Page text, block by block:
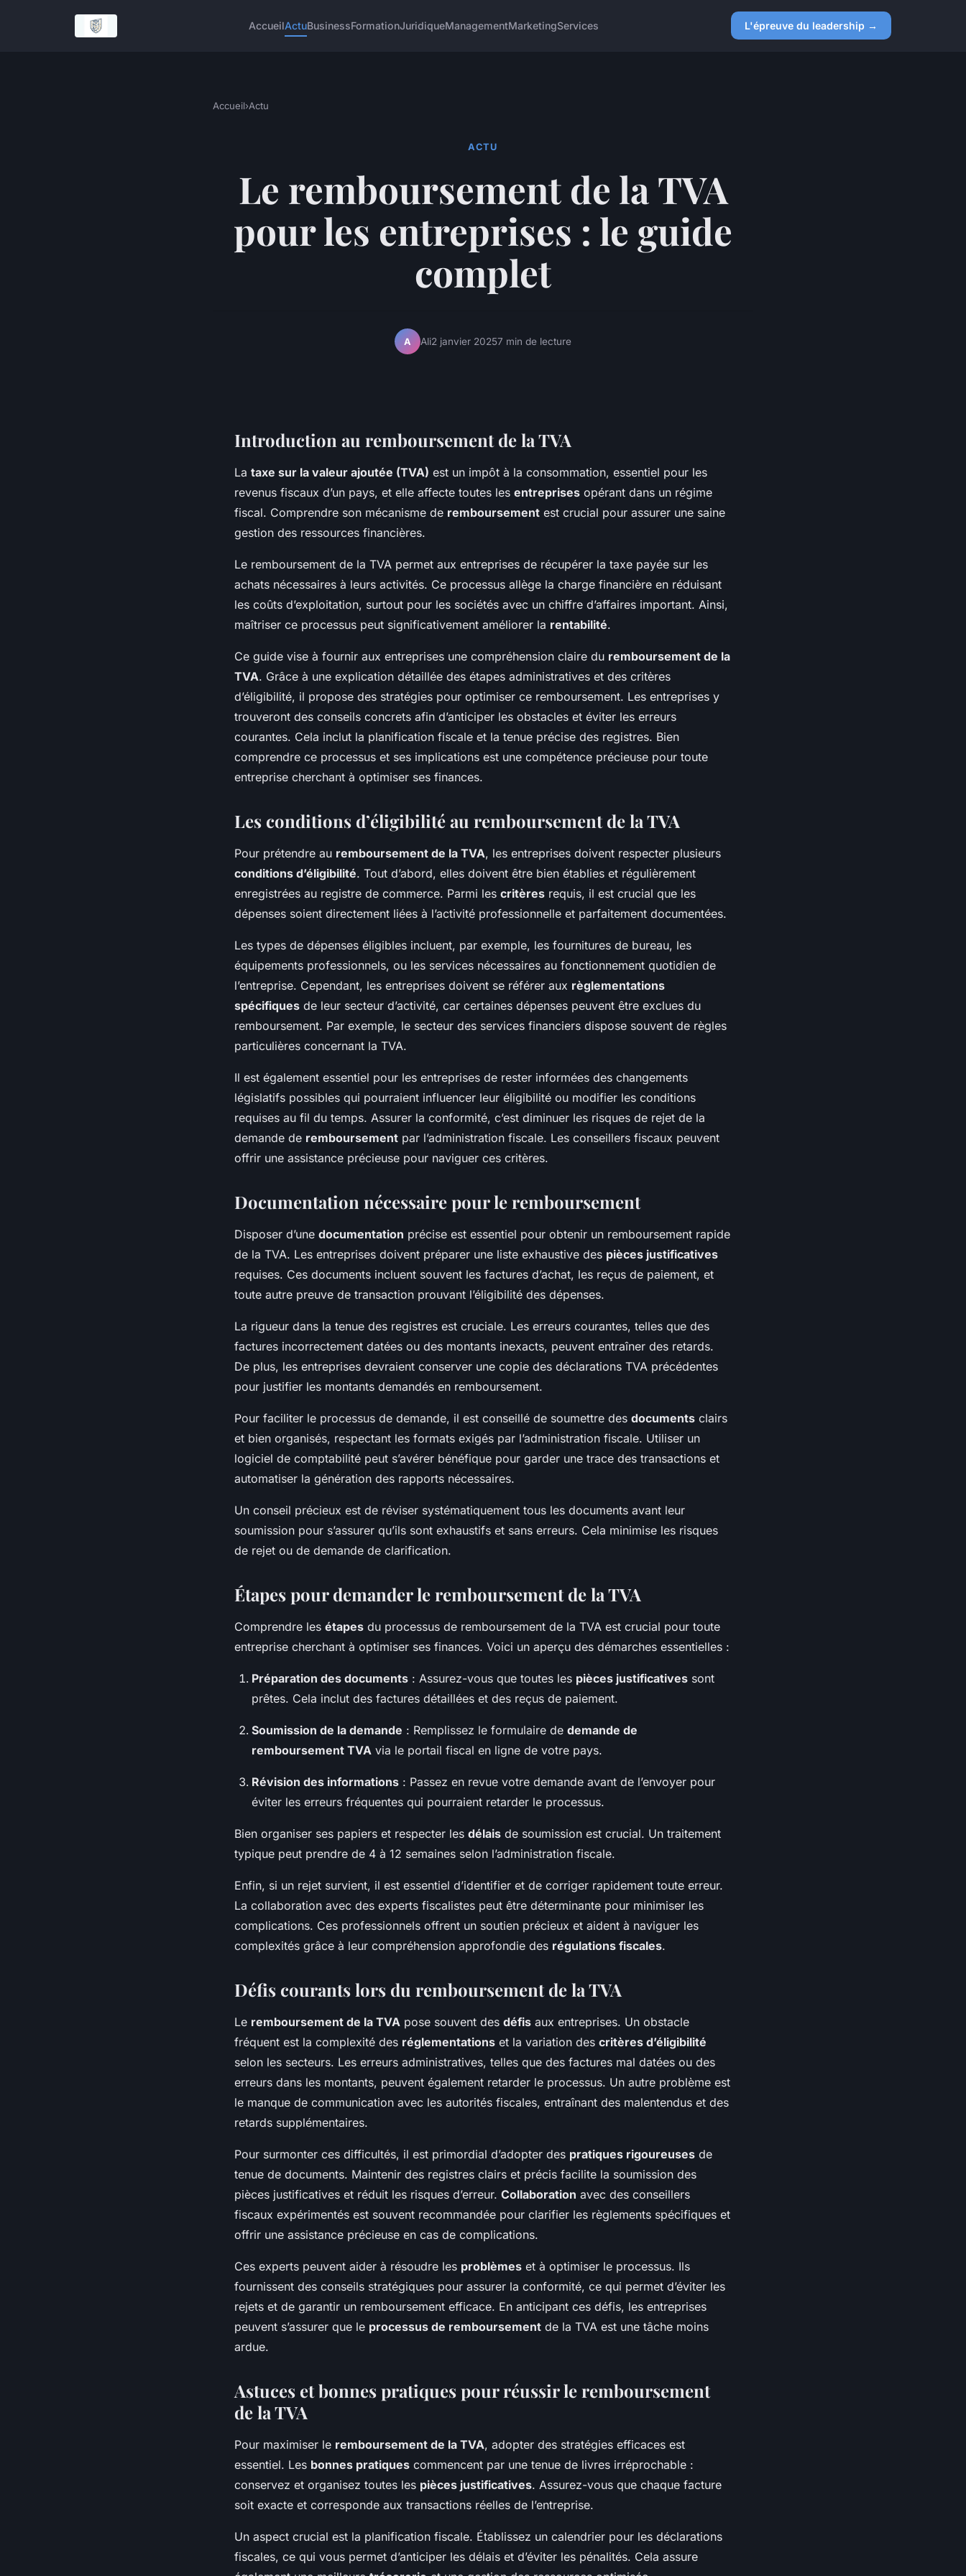
AccueilActuBusinessFormationJuridiqueManagementMarketingServices L'épreuve du leadership →
Accueil›Actu
ACTU
Le remboursement de la TVA
pour les entreprises : le guide
complet
A Ali2 janvier 20257 min de lecture
Introduction au remboursement de la TVA
La taxe sur la valeur ajoutée (TVA) est un impôt à la consommation, essentiel pour les
revenus fiscaux d’un pays, et elle affecte toutes les entreprises opérant dans un régime
fiscal. Comprendre son mécanisme de remboursement est crucial pour assurer une saine
gestion des ressources financières.
Le remboursement de la TVA permet aux entreprises de récupérer la taxe payée sur les
achats nécessaires à leurs activités. Ce processus allège la charge financière en réduisant
les coûts d’exploitation, surtout pour les sociétés avec un chiffre d’affaires important. Ainsi,
maîtriser ce processus peut significativement améliorer la rentabilité.
Ce guide vise à fournir aux entreprises une compréhension claire du remboursement de la
TVA. Grâce à une explication détaillée des étapes administratives et des critères
d’éligibilité, il propose des stratégies pour optimiser ce remboursement. Les entreprises y
trouveront des conseils concrets afin d’anticiper les obstacles et éviter les erreurs
courantes. Cela inclut la planification fiscale et la tenue précise des registres. Bien
comprendre ce processus et ses implications est une compétence précieuse pour toute
entreprise cherchant à optimiser ses finances.
Les conditions d’éligibilité au remboursement de la TVA
Pour prétendre au remboursement de la TVA, les entreprises doivent respecter plusieurs
conditions d’éligibilité. Tout d’abord, elles doivent être bien établies et régulièrement
enregistrées au registre de commerce. Parmi les critères requis, il est crucial que les
dépenses soient directement liées à l’activité professionnelle et parfaitement documentées.
Les types de dépenses éligibles incluent, par exemple, les fournitures de bureau, les
équipements professionnels, ou les services nécessaires au fonctionnement quotidien de
l’entreprise. Cependant, les entreprises doivent se référer aux règlementations
spécifiques de leur secteur d’activité, car certaines dépenses peuvent être exclues du
remboursement. Par exemple, le secteur des services financiers dispose souvent de règles
particulières concernant la TVA.
Il est également essentiel pour les entreprises de rester informées des changements
législatifs possibles qui pourraient influencer leur éligibilité ou modifier les conditions
requises au fil du temps. Assurer la conformité, c’est diminuer les risques de rejet de la
demande de remboursement par l’administration fiscale. Les conseillers fiscaux peuvent
offrir une assistance précieuse pour naviguer ces critères.
Documentation nécessaire pour le remboursement
Disposer d’une documentation précise est essentiel pour obtenir un remboursement rapide
de la TVA. Les entreprises doivent préparer une liste exhaustive des pièces justificatives
requises. Ces documents incluent souvent les factures d’achat, les reçus de paiement, et
toute autre preuve de transaction prouvant l’éligibilité des dépenses.
La rigueur dans la tenue des registres est cruciale. Les erreurs courantes, telles que des
factures incorrectement datées ou des montants inexacts, peuvent entraîner des retards.
De plus, les entreprises devraient conserver une copie des déclarations TVA précédentes
pour justifier les montants demandés en remboursement.
Pour faciliter le processus de demande, il est conseillé de soumettre des documents clairs
et bien organisés, respectant les formats exigés par l’administration fiscale. Utiliser un
logiciel de comptabilité peut s’avérer bénéfique pour garder une trace des transactions et
automatiser la génération des rapports nécessaires.
Un conseil précieux est de réviser systématiquement tous les documents avant leur
soumission pour s’assurer qu’ils sont exhaustifs et sans erreurs. Cela minimise les risques
de rejet ou de demande de clarification.
Étapes pour demander le remboursement de la TVA
Comprendre les étapes du processus de remboursement de la TVA est crucial pour toute
entreprise cherchant à optimiser ses finances. Voici un aperçu des démarches essentielles :
Préparation des documents : Assurez-vous que toutes les pièces justificatives sont
prêtes. Cela inclut des factures détaillées et des reçus de paiement.
Soumission de la demande : Remplissez le formulaire de demande de
remboursement TVA via le portail fiscal en ligne de votre pays.
Révision des informations : Passez en revue votre demande avant de l’envoyer pour
éviter les erreurs fréquentes qui pourraient retarder le processus.
Bien organiser ses papiers et respecter les délais de soumission est crucial. Un traitement
typique peut prendre de 4 à 12 semaines selon l’administration fiscale.
Enfin, si un rejet survient, il est essentiel d’identifier et de corriger rapidement toute erreur.
La collaboration avec des experts fiscalistes peut être déterminante pour minimiser les
complications. Ces professionnels offrent un soutien précieux et aident à naviguer les
complexités grâce à leur compréhension approfondie des régulations fiscales.
Défis courants lors du remboursement de la TVA
Le remboursement de la TVA pose souvent des défis aux entreprises. Un obstacle
fréquent est la complexité des réglementations et la variation des critères d’éligibilité
selon les secteurs. Les erreurs administratives, telles que des factures mal datées ou des
erreurs dans les montants, peuvent également retarder le processus. Un autre problème est
le manque de communication avec les autorités fiscales, entraînant des malentendus et des
retards supplémentaires.
Pour surmonter ces difficultés, il est primordial d’adopter des pratiques rigoureuses de
tenue de documents. Maintenir des registres clairs et précis facilite la soumission des
pièces justificatives et réduit les risques d’erreur. Collaboration avec des conseillers
fiscaux expérimentés est souvent recommandée pour clarifier les règlements spécifiques et
offrir une assistance précieuse en cas de complications.
Ces experts peuvent aider à résoudre les problèmes et à optimiser le processus. Ils
fournissent des conseils stratégiques pour assurer la conformité, ce qui permet d’éviter les
rejets et de garantir un remboursement efficace. En anticipant ces défis, les entreprises
peuvent s’assurer que le processus de remboursement de la TVA est une tâche moins
ardue.
Astuces et bonnes pratiques pour réussir le remboursement
de la TVA
Pour maximiser le remboursement de la TVA, adopter des stratégies efficaces est
essentiel. Les bonnes pratiques commencent par une tenue de livres irréprochable :
conservez et organisez toutes les pièces justificatives. Assurez-vous que chaque facture
soit exacte et corresponde aux transactions réelles de l’entreprise.
Un aspect crucial est la planification fiscale. Établissez un calendrier pour les déclarations
fiscales, ce qui vous permet d’anticiper les délais et d’éviter les pénalités. Cela assure